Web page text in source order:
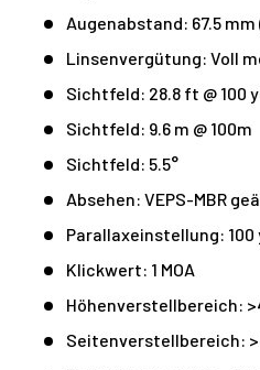
Augenabstand: 67.5 mm
Linsenvergütung: Voll
Sichtfeld: 28.8 ft @ 100
Sichtfeld: 9.6 m @ 100m
Sichtfeld: 5.5°
Absehen: VEPS-MBR
Parallaxeinstellung: 100
Klickwert: 1 MOA
Höhenverstellbereich:
Seitenverstellbereich: